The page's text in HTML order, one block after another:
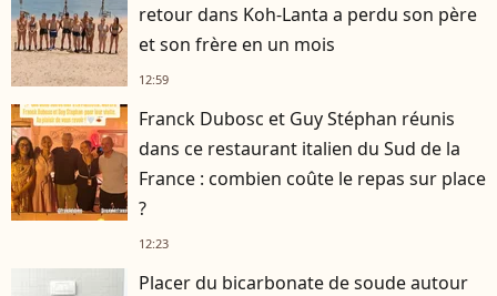
retour dans Koh-Lanta a perdu son père
et son frère en un mois
12:59
Franck Dubosc et Guy Stéphan réunis
dans ce restaurant italien du Sud de la
France : combien coûte le repas sur place
?
12:23
Placer du bicarbonate de soude autour